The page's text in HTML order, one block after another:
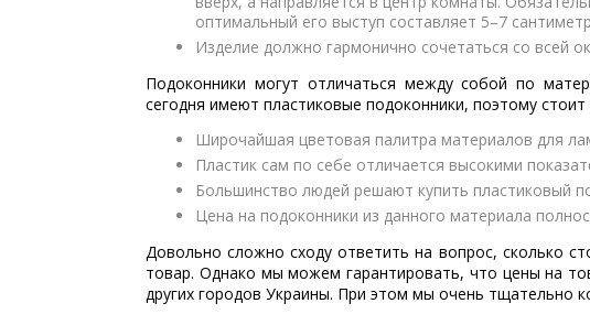
оптимальный его выступ составляет 5–7
Изделие должно гармонично сочетаться со всей
Подоконники могут отличаться между собой по
сегодня имеют пластиковые подоконники, поэтому
Широчайшая цветовая палитра материалов для
Пластик сам по себе отличается высокими
Большинство людей решают купить пластиковый
Цена на подоконники из данного материала
Довольно сложно сходу ответить на вопрос, сколько
товар. Однако мы можем гарантировать, что цены на
других городов Украины. При этом мы очень тщательно